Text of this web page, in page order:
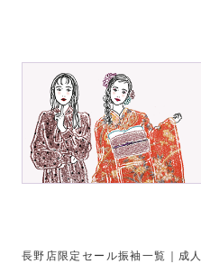
長野店限定セール振袖一覧｜成